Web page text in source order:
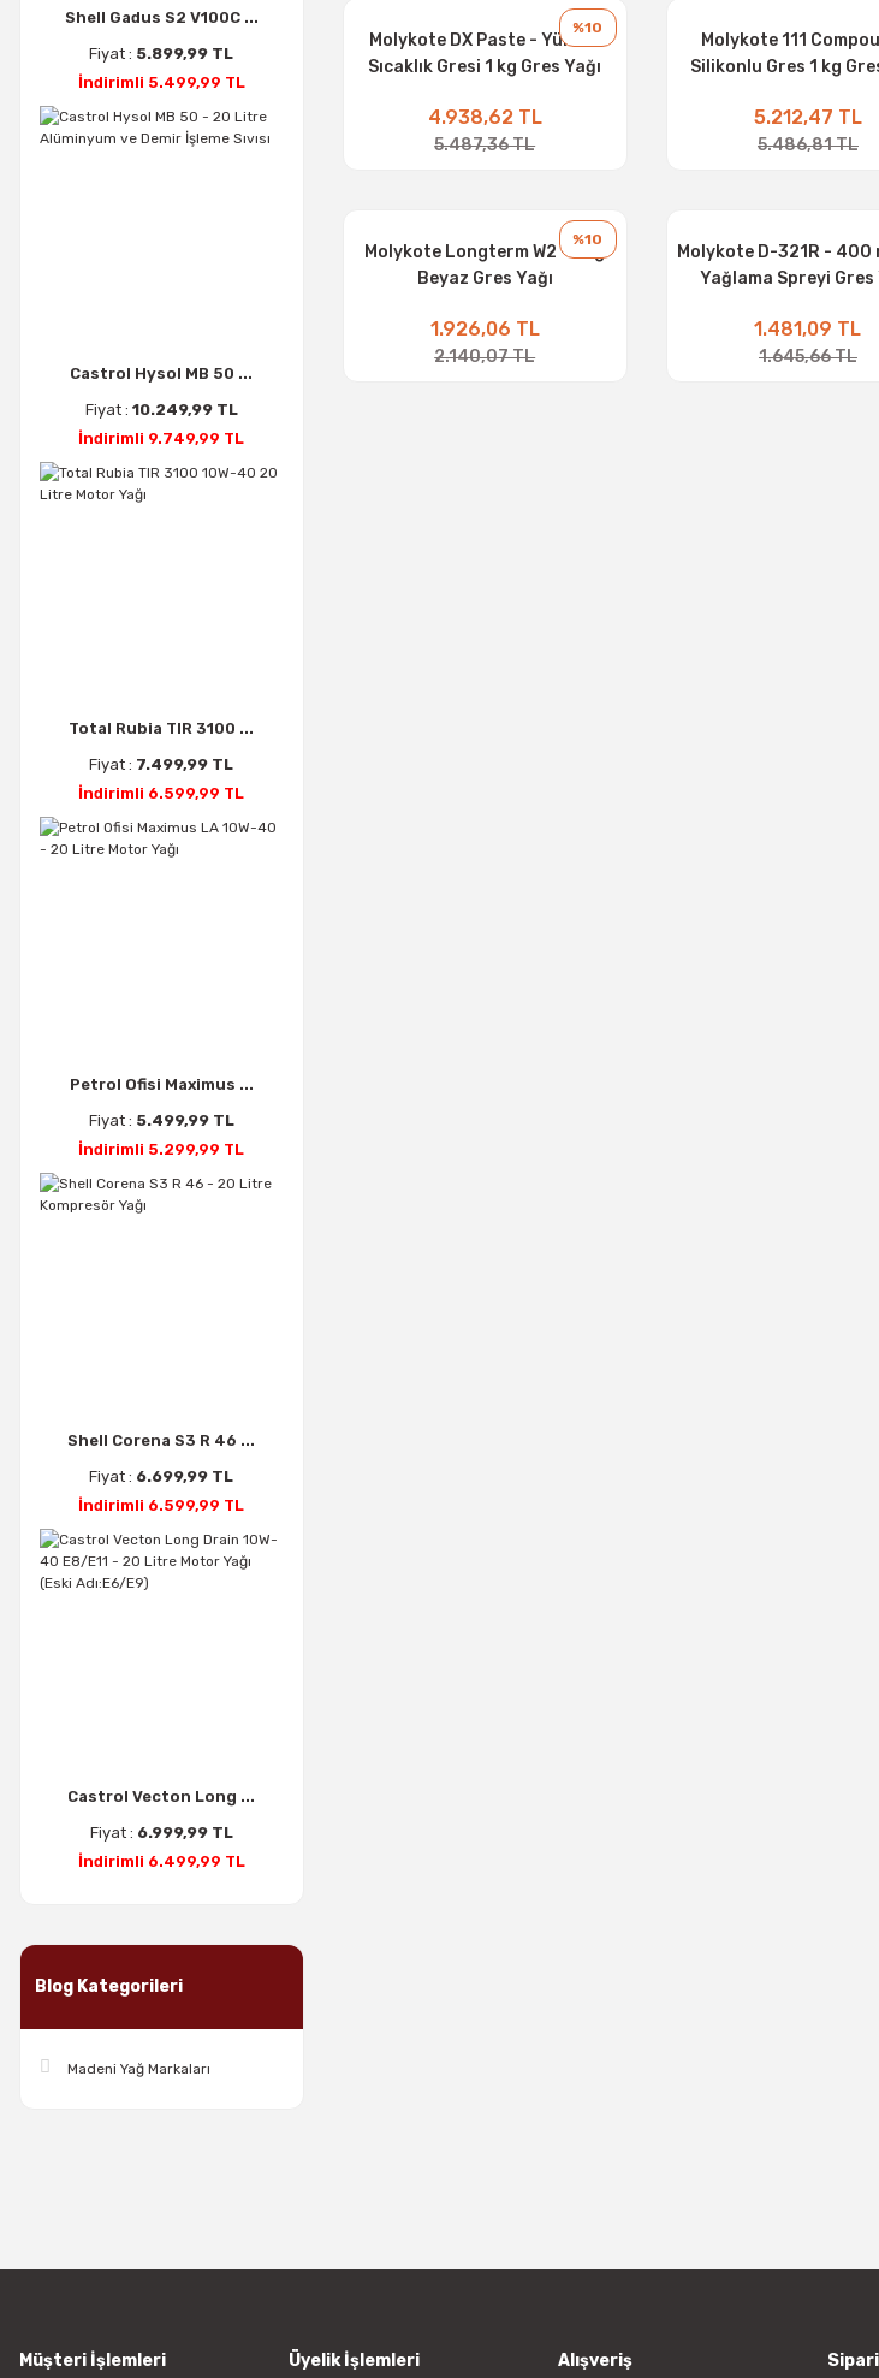
Shell Gadus S2 V100C ...
Fiyat : 5.899,99 TL
İndirimli 5.499,99 TL
Castrol Hysol MB 50 ...
Fiyat : 10.249,99 TL
İndirimli 9.749,99 TL
Total Rubia TIR 3100 ...
Fiyat : 7.499,99 TL
İndirimli 6.599,99 TL
Petrol Ofisi Maximus ...
Fiyat : 5.499,99 TL
İndirimli 5.299,99 TL
Shell Corena S3 R 46 ...
Fiyat : 6.699,99 TL
İndirimli 6.599,99 TL
Castrol Vecton Long ...
Fiyat : 6.999,99 TL
İndirimli 6.499,99 TL
Blog Kategorileri
Madeni Yağ Markaları
%10
Molykote DX Paste - Yüksek
Sıcaklık Gresi 1 kg Gres Yağı
4.938,62 TL
5.487,36 TL
Molykote 111
Silikonlu Gres 1 kg
5.212,47 TL
5.486,81 TL
%10
Molykote Longterm W2 - 1 kg
Beyaz Gres Yağı
1.926,06 TL
2.140,07 TL
Molykote D-321R - 400
Yağlama Spreyi Gres
1.481,09 TL
1.645,66 TL
Müşteri İşlemleri Üyelik İşlemleri Alışveriş